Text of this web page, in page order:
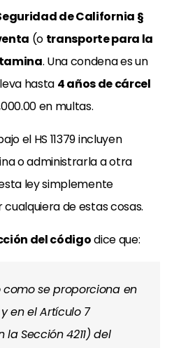
de California §
(o transporte para la
. Una condena es un
hasta 4 años de cárcel
en multas.
el HS 11379 incluyen
o administrarla a otra
ley simplemente
de estas cosas.
del códigodice que:
como se proporciona en
en el Artículo 7
Sección 4211) del